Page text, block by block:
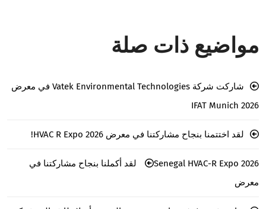
مواضيع ذات صلة
شاركت شركة Vatek Environmental Technologies في معرض
IFAT Munich 2026
لقد اختتمنا بنجاح مشاركتنا في معرض HVAC R Expo 2026!
Senegal HVAC-R Expo 2026 لقد أكملنا بنجاح مشاركتنا في
معرض